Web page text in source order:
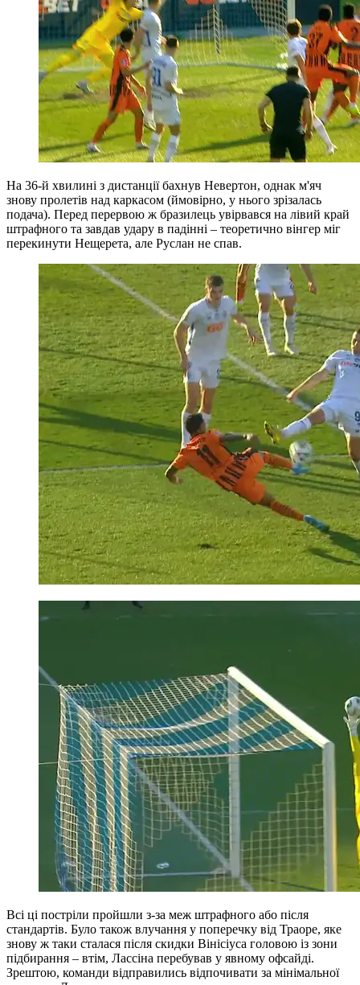
На 36-й хвилині з дистанції бахнув Невертон, однак м'яч
знову пролетів над каркасом (ймовірно, у нього зрізалась
подача). Перед перервою ж бразилець увірвався на лівий край
штрафного та завдав удару в падінні – теоретично вінгер міг
перекинути Нещерета, але Руслан не спав.
Всі ці постріли пройшли з-за меж штрафного або після
стандартів. Було також влучання у поперечку від Траоре, яке
знову ж таки сталася після скидки Вінісіуса головою із зони
підбирання – втім, Лассіна перебував у явному офсайді.
Зрештою, команди відправились відпочивати за мінімальної